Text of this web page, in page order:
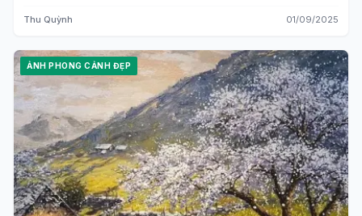
Thu Quỳnh 01/09/2025
ẢNH PHONG CẢNH ĐẸP